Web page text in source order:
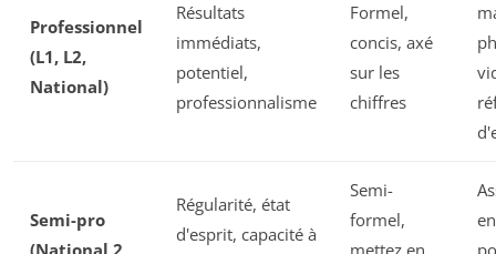
Professionnel
(L1, L2,
National)
Résultats
immédiats,
potentiel,
professionnalisme
Formel,
concis, axé
sur les
chiffres
Semi-pro
Régularité, état
d'esprit, capacité à
Semi-
formel,